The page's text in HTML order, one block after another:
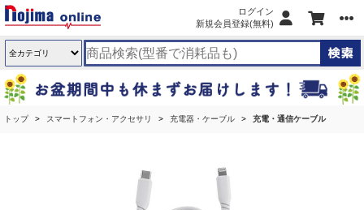
ログイン
新規会員登録(無料)
トップ スマートフォン・アクセサリ 充電器・ケーブル 充電・通信ケーブル